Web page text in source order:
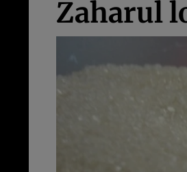
Zaharul